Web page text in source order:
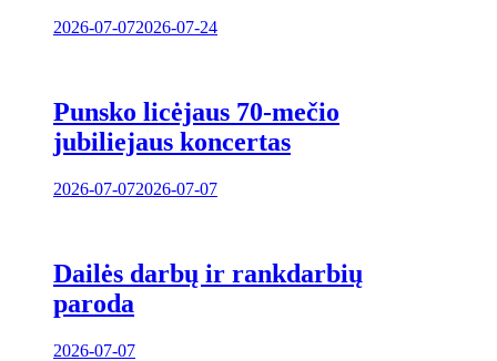
2026-07-072026-07-24
Punsko licėjaus 70-mečio
jubiliejaus koncertas
2026-07-072026-07-07
Dailės darbų ir rankdarbių
paroda
2026-07-07